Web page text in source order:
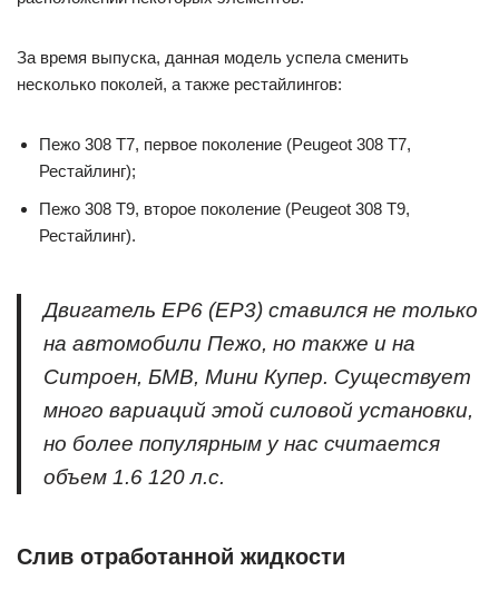
За время выпуска, данная модель успела сменить
несколько поколей, а также рестайлингов:
Пежо 308 Т7, первое поколение (Peugeot 308 T7,
Рестайлинг);
Пежо 308 Т9, второе поколение (Peugeot 308 T9,
Рестайлинг).
Двигатель EP6 (EP3) ставился не только
на автомобили Пежо, но также и на
Ситроен, БМВ, Мини Купер. Существует
много вариаций этой силовой установки,
но более популярным у нас считается
объем 1.6 120 л.с.
Слив отработанной жидкости